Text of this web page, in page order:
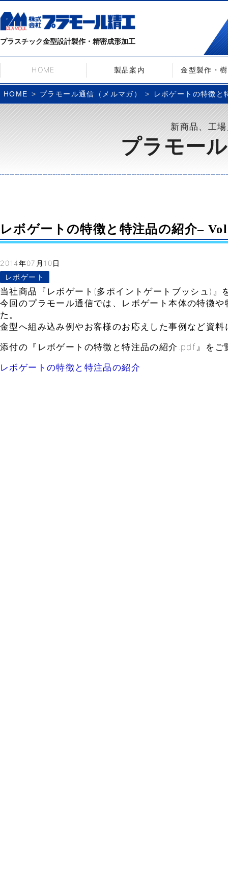
プラスチック金型設計製作・精密成形加工
HOME 製品案内 金型製作・
HOME プラモール通信（メルマガ） レボゲートの特徴
新商品、工
プラモー
レボゲートの特徴と特注品の紹介–
2014年07月10日
レボゲート
当社商品『レボゲート(多ポイントゲートブッシュ)』
今回のプラモール通信では、レボゲート本体の特徴
た。
金型へ組み込み例やお客様のお応えした事例など資
添付の『レボゲートの特徴と特注品の紹介.pdf』をご
レボゲートの特徴と特注品の紹介